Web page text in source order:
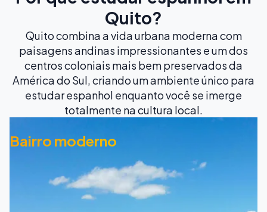
Quito?
Quito combina a vida urbana moderna com
paisagens andinas impressionantes e um dos
centros coloniais mais bem preservados da
América do Sul, criando um ambiente único para
estudar espanhol enquanto você se imerge
totalmente na cultura local.
Bairro moderno